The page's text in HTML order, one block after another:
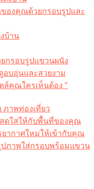
องคุณด้วยกรอบรูปและ
บ้าน
กรอบรูปแขวนผนัง
อบอุ่นและสวยงาม
ล์คุณใครเห็นต้อง ”
ภาพท่องเที่ยว
ดใสให้กับพื้นที่ของคุณ
ยากาศใหม่ให้เข้ากับคุณ
ภาพใส่กรอบพร้อมแขวน​